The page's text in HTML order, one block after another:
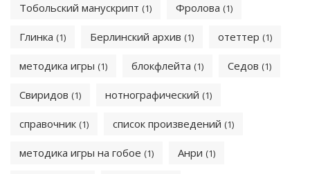
Тобольский манускрипт (1) Фролова (1)
Глинка (1) Берлинский архив (1) отеттер (1)
методика игры (1) блокфлейта (1) Седов (1)
Свиридов (1) нотнографический (1)
справочник (1) список произведений (1)
методика игры на гобое (1) Анри (1)